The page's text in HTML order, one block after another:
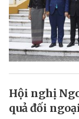
Hội nghị
quả đối